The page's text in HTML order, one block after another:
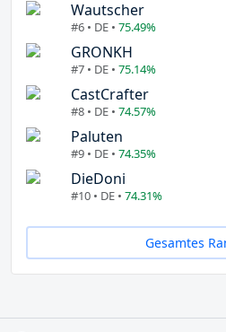
Wautscher
#6 • DE • 75.49%
GRONKH
#7 • DE • 75.14%
CastCrafter
#8 • DE • 74.57%
Paluten
#9 • DE • 74.35%
DieDoni
#10 • DE • 74.31%
Gesamtes